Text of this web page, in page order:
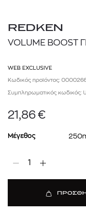
REDKEN
VOLUME BOOST
WEB EXCLUSIVE
Κωδικός προϊόντος:
Συμπληρωματικός κωδικός:
21,86 €
Μέγεθος
1